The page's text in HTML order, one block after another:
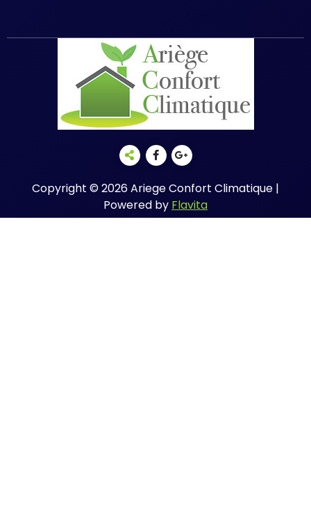
Copyright © 2026 Ariege Confort Climatique |
Powered by Flavita